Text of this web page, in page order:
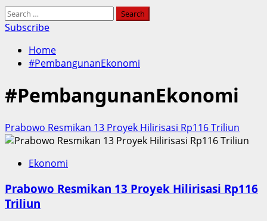
Search
for:
Subscribe
Home
#PembangunanEkonomi
#PembangunanEkonomi
Prabowo Resmikan 13 Proyek Hilirisasi Rp116 Triliun
Ekonomi
Prabowo Resmikan 13 Proyek Hilirisasi Rp116
Triliun